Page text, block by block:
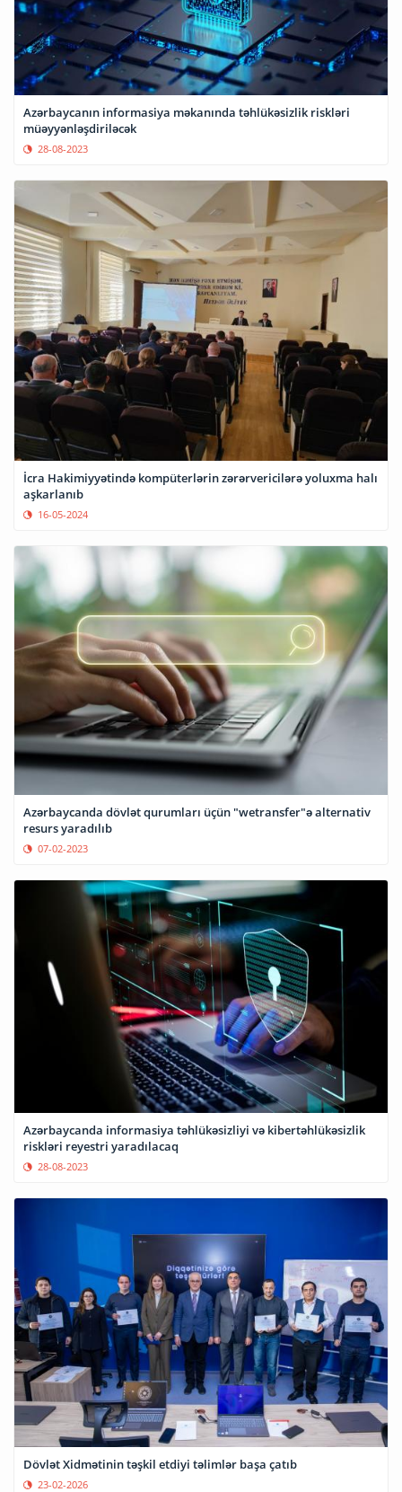
Azərbaycanın informasiya məkanında təhlükəsizlik riskləri
müəyyənləşdiriləcək
28-08-2023
İcra Hakimiyyətində kompüterlərin zərərvericilərə yoluxma halı
aşkarlanıb
16-05-2024
Azərbaycanda dövlət qurumları üçün "wetransfer"ə alternativ
resurs yaradılıb
07-02-2023
Azərbaycanda informasiya təhlükəsizliyi və kibertəhlükəsizlik
riskləri reyestri yaradılacaq
28-08-2023
Dövlət Xidmətinin təşkil etdiyi təlimlər başa çatıb
23-02-2026